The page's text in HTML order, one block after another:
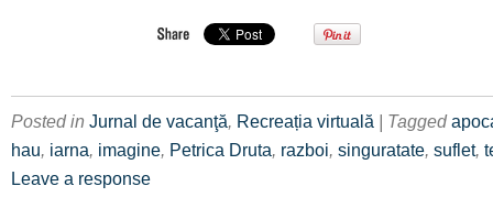
Posted in Jurnal de vacanţă, Recreația virtuală | Tagged
hau, iarna, imagine, Petrica Druta, razboi, singuratate, suflet,
Leave a response